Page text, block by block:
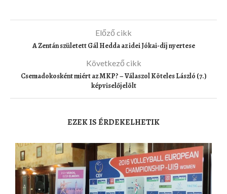
Előző cikk
A Zentán született Gál Hedda az idei Jókai-díj nyertese
Következő cikk
Csemadokosként miért az MKP? – Válaszol Köteles László (7.)
képviselőjelölt
EZEK IS ÉRDEKELHETIK